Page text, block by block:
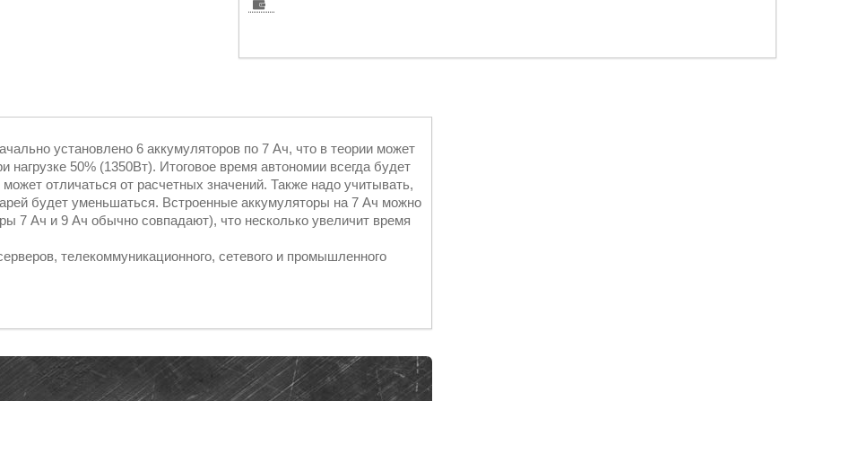
установлено 6 аккумуляторов по 7 Ач, что в теории может
50% (1350Вт). Итоговое время автономии всегда будет
может отличаться от расчетных значений. Также надо учитывать,
будет уменьшаться. Встроенные аккумуляторы на 7 Ач можно
7 Ач и 9 Ач обычно совпадают), что несколько увеличит время
телекоммуникационного, сетевого и промышленного